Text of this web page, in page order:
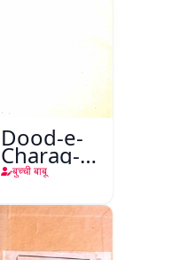
Dood-e-
Charag-e-
Mahfil
बुच्ची बाबू